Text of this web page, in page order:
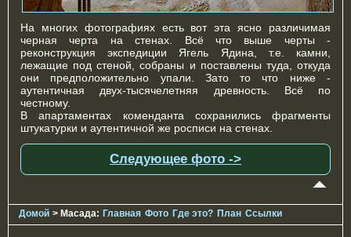
На многих фотографиях есть вот эта ясно различимая
черная черта на стенах. Всё что выше черты -
реконструкция экспедиции Ягель Ядина, т.е. камни,
лежащие под стеной, собраны и поставлены туда, откуда
они предположительно упали. Зато то что ниже -
аутентичная двух-тысячелетняя древность. Всё по
честному.
В апартаментах коменданта сохранились фрагменты
штукатурки и аутентичной же росписи на стенах.
Следующее фото ->
Домой > Масада: Главная Фото Где это? План Ссылки